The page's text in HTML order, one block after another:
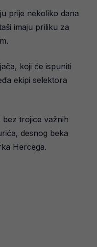
prije nekoliko dana
imaju priliku za
koji će ispuniti
ekipi selektora
bez trojice važnih
desnog beka
Hercega.